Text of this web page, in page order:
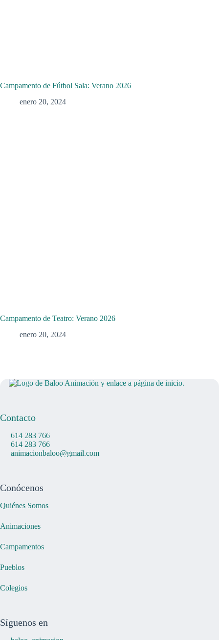
Campamento de Fútbol Sala: Verano 2026
enero 20, 2024
Campamento de Teatro: Verano 2026
enero 20, 2024
Contacto
614 283 766
614 283 766
animacionbaloo@gmail.com
Conócenos
Quiénes Somos
Animaciones
Campamentos
Pueblos
Colegios
Síguenos en